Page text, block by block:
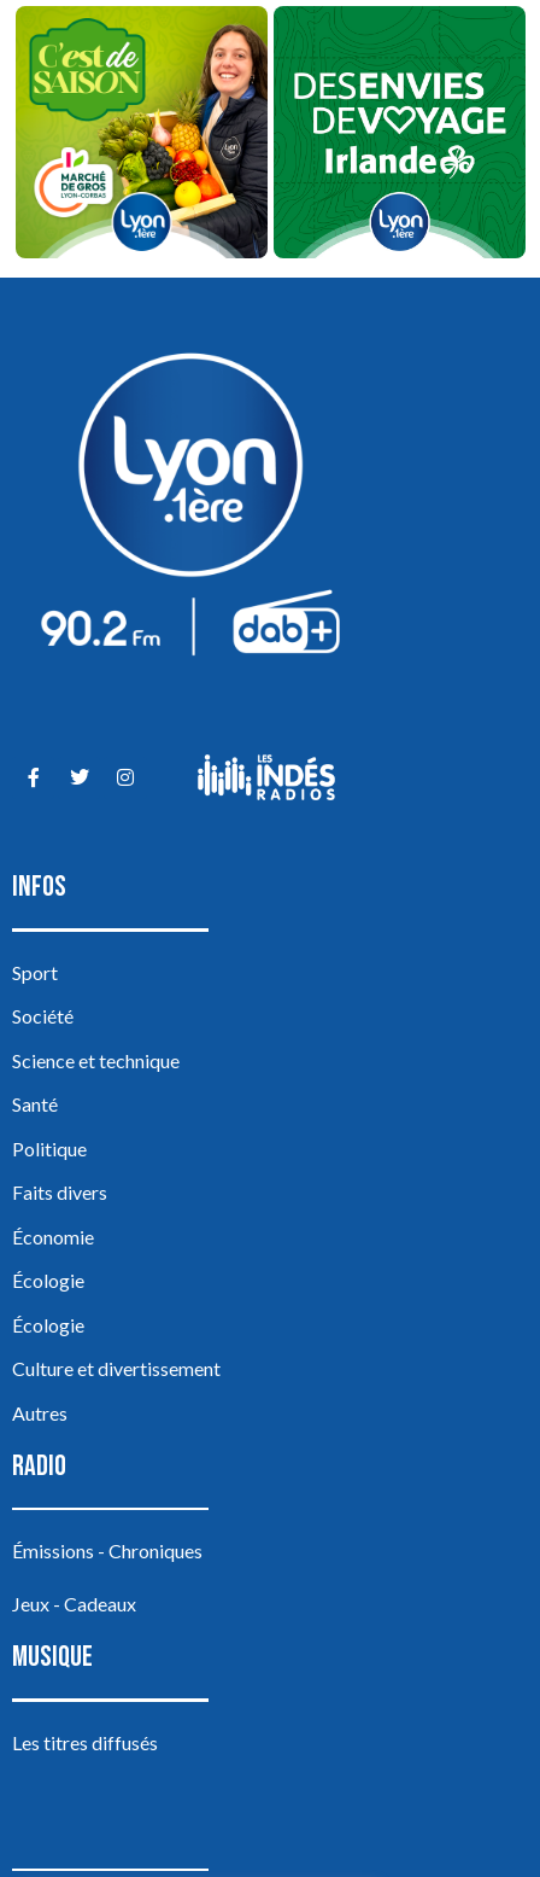
INFOS
Sport
Société
Science et technique
Santé
Politique
Faits divers
Économie
Écologie
Écologie
Culture et divertissement
Autres
RADIO
Émissions - Chroniques
Jeux - Cadeaux
MUSIQUE
Les titres diffusés